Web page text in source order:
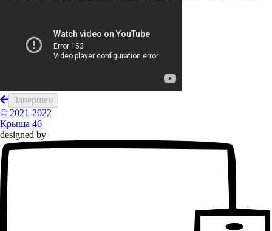
Завершен
© 2021-2022
Крыша 46
designed by